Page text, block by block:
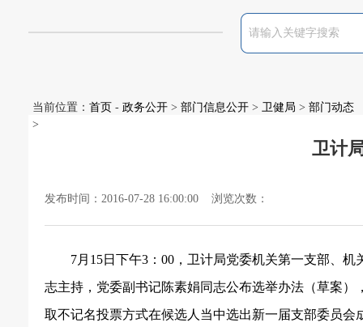
当前位置： 首页 - 政务公开 > 部门信息公开 > 卫健局 > 部门动态
>
卫计
发布时间：2016-07-28 16:00:00 浏览次数：
7月 15日下午3 ： 00 ，卫计局党委机关第一支部、
志主持，党委副书记陈素娟同志公布选举办法（草案）
取不记名投票方式在候选人当中选出新一届支部委员